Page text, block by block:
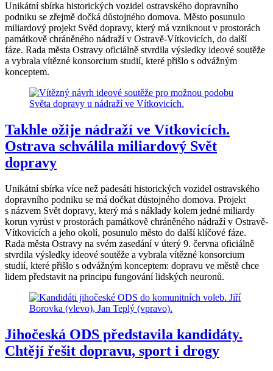
Unikátní sbírka historických vozidel ostravského dopravního
podniku se zřejmě dočká důstojného domova. Město posunulo
miliardový projekt Svěd dopravy, který má vzniknout v prostorách
památkově chráněného nádraží v Ostravě-Vítkovicích, do další
fáze. Rada města Ostravy oficiálně stvrdila výsledky ideové soutěže
a vybrala vítězné konsorcium studií, které přišlo s odvážným
konceptem.
Takhle ožije nádraží ve Vítkovicích.
Ostrava schválila miliardový Svět
dopravy
Unikátní sbírka více než padesáti historických vozidel ostravského
dopravního podniku se má dočkat důstojného domova. Projekt
s názvem Svět dopravy, který má s náklady kolem jedné miliardy
korun vyrůst v prostorách památkově chráněného nádraží v Ostravě-
Vítkovicích a jeho okolí, posunulo město do další klíčové fáze.
Rada města Ostravy na svém zasedání v úterý 9. června oficiálně
stvrdila výsledky ideové soutěže a vybrala vítězné konsorcium
studií, které přišlo s odvážným konceptem: dopravu ve městě chce
lidem představit na principu fungování lidských neuronů.
Jihočeská ODS představila kandidáty.
Chtějí řešit dopravu, sport i drogy